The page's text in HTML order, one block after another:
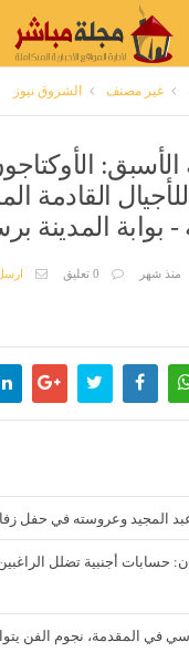
غير مصنف الشروق نيوز
الأسبق:
القادمة
- بوابة المدينة
منذ شهر 0 تعليق
المجيد وعروسته في حفل
أجنبية تضلل
في المقدمة، نجوم الفن